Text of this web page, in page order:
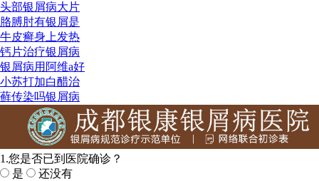
头部银屑病大片
胳膊肘有银屑是
牛皮癣身上发热
钙片治疗银屑病
银屑病用阿维a好
小苏打加白醋治
藓传染吗银屑病
1.您是否已到医院确诊？
是
还没有